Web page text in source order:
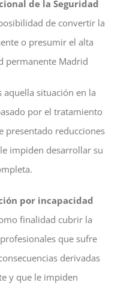
de la Seguridad
de convertir la
o presumir el alta
permanente Madrid
aquella situación en la
por el tratamiento
presentado reducciones
impiden desarrollar su
por incapacidad
finalidad cubrir la
que sufre
derivadas
y que le impiden